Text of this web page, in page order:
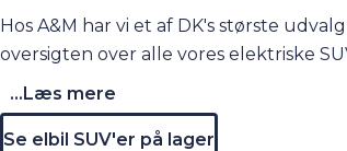
Hos A&M har vi et af DK's største
oversigten over alle vores elektriske
SUV’en er en af de allermest
markedet i dag.
...Læs mere
Se elbil SUV'er på lager